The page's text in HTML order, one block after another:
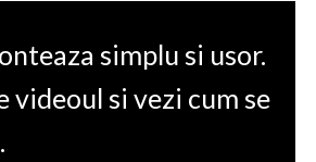
simplu si usor.
videoul si vezi cum se